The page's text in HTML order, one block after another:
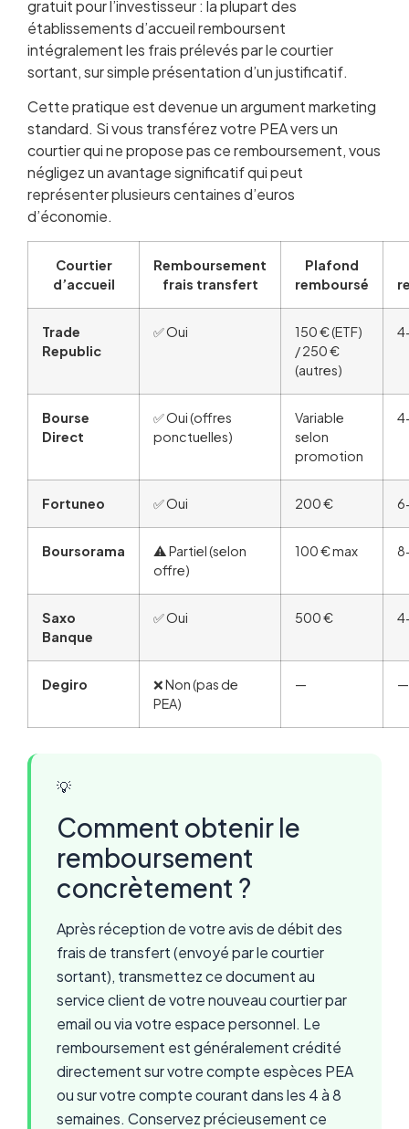
gratuit pour l’investisseur : la plupart des
établissements d’accueil remboursent
intégralement les frais prélevés par le courtier
sortant, sur simple présentation d’un justificatif.
Cette pratique est devenue un argument marketing
standard. Si vous transférez votre PEA vers un
courtier qui ne propose pas ce remboursement, vous
négligez un avantage significatif qui peut
représenter plusieurs centaines d’euros
d’économie.
Courtier
d’accueil
Remboursement
frais transfert
Plafond
remboursé
Trade
Republic
✅ Oui
150 € (ETF)
/ 250 €
(autres)
Bourse
Direct
✅ Oui (offres
ponctuelles)
Variable
selon
promotion
Fortuneo ✅ Oui 200 €
Boursorama
⚠️ Partiel (selon
offre)
100 € max
Saxo
Banque
✅ Oui 500 €
Degiro
❌ Non (pas de
PEA)
— —
💡
Comment obtenir le
remboursement
concrètement ?
Après réception de votre avis de débit des
frais de transfert (envoyé par le courtier
sortant), transmettez ce document au
service client de votre nouveau courtier par
email ou via votre espace personnel. Le
remboursement est généralement crédité
directement sur votre compte espèces PEA
ou sur votre compte courant dans les 4 à 8
semaines. Conservez précieusement ce